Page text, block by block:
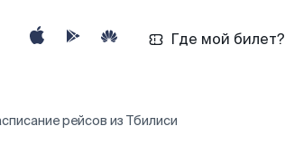
Где мой билет?
рейсов из Тбилиси